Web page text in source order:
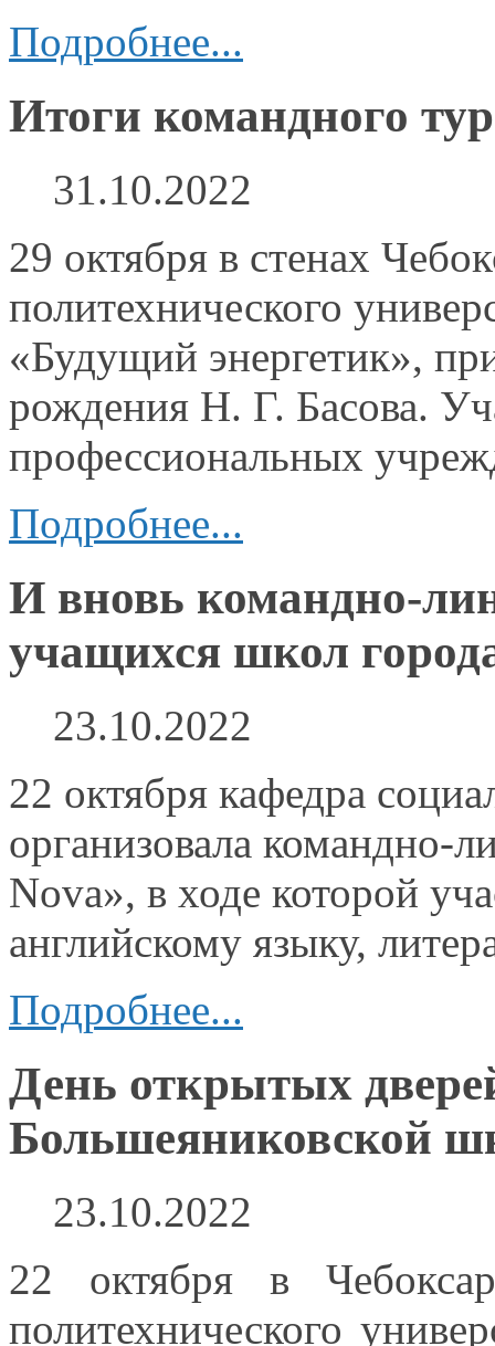
Подробнее...
Итоги командного
31.10.2022
29 октября в стенах
политехнического
«Будущий энергетик»,
рождения Н. Г. Басова.
профессиональных
Подробнее...
И вновь командно-
учащихся школ
23.10.2022
22 октября кафедра
организовала командно-
Nova», в ходе которой
английскому языку,
Подробнее...
День открытых
Большеяниковской
23.10.2022
22 октября в
политехнического